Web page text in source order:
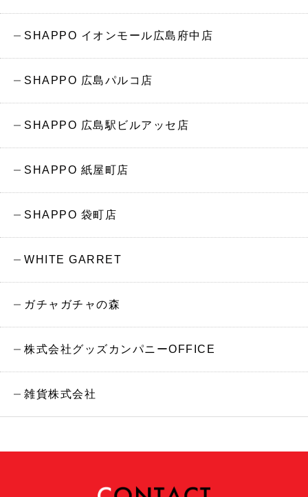
SHAPPO イオンモール広島府中店
SHAPPO 広島パルコ店
SHAPPO 広島駅ビルアッセ店
SHAPPO 紙屋町店
SHAPPO 袋町店
WHITE GARRET
ガチャガチャの森
株式会社グッズカンパニーOFFICE
雑貨株式会社